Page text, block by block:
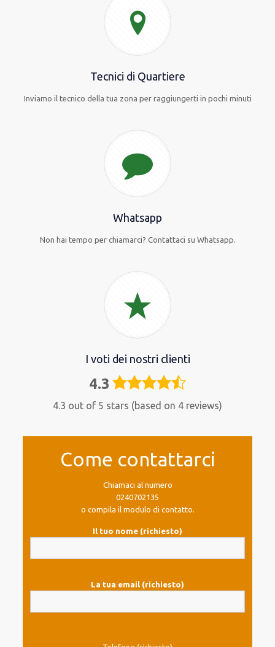
Tecnici di Quartiere
Inviamo il tecnico della tua zona per raggiungerti in pochi minuti
Whatsapp
Non hai tempo per chiamarci? Contattaci su Whatsapp.
I voti dei nostri clienti
4.3 4,3
4.3 out of 5 stars (based on 4 reviews)
Come contattarci
Chiamaci al numero
0240702135
o compila il modulo di contatto.
Il tuo nome (richiesto)
La tua email (richiesto)